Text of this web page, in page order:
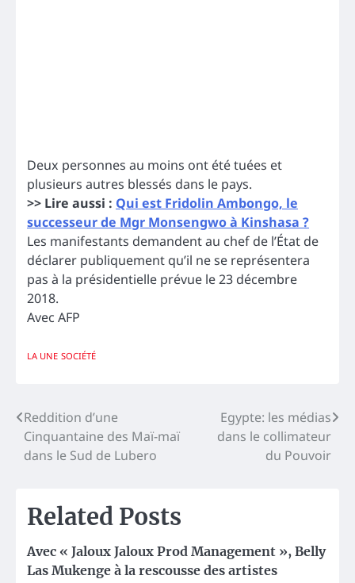
Deux personnes au moins ont été tuées et
plusieurs autres blessés dans le pays.
>> Lire aussi : Qui est Fridolin Ambongo, le
successeur de Mgr Monsengwo à Kinshasa ?
Les manifestants demandent au chef de l’État de
déclarer publiquement qu’il ne se représentera
pas à la présidentielle prévue le 23 décembre
2018.
Avec AFP
LA UNE SOCIÉTÉ
Navigation
de
Reddition d’une
Cinquantaine des Maï-maï
dans le Sud de Lubero
Egypte: les médias
dans le collimateur
du Pouvoir
Related Posts
Avec « Jaloux Jaloux Prod Management », Belly
Las Mukenge à la rescousse des artistes